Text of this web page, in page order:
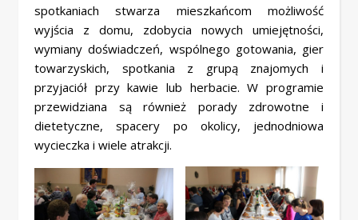
spotkaniach stwarza mieszkańcom możliwość
wyjścia z domu, zdobycia nowych umiejętności,
wymiany doświadczeń, wspólnego gotowania, gier
towarzyskich, spotkania z grupą znajomych i
przyjaciół przy kawie lub herbacie. W programie
przewidziana są również porady zdrowotne i
dietetyczne, spacery po okolicy, jednodniowa
wycieczka i wiele atrakcji.